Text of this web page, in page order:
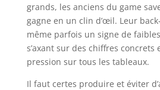
grands, les anciens du game
gagne en un clin d’œil. Leur
même parfois un signe de
s’axant sur des chiffres concrets
pression sur tous les tableaux.
Il faut certes produire et éviter